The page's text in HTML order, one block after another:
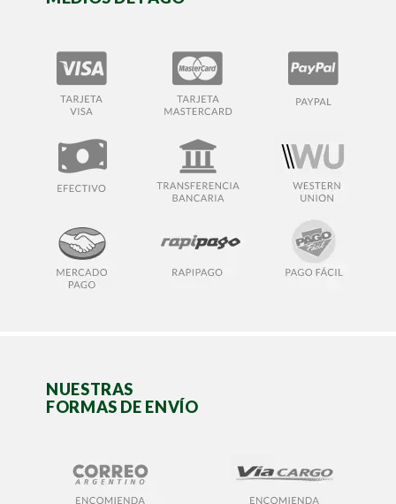
NUESTRAS
FORMAS DE ENVÍO